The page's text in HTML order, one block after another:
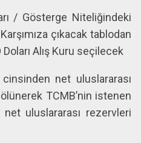
/ Gösterge Niteliğindeki
çıkacak tablodan
Alış Kuru seçilecek
net uluslararası
TCMB’nin istenen
uluslararası rezervleri